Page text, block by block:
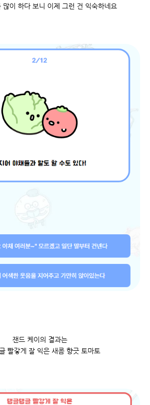
많이 하다 보니 이제 그런 건 익숙하네요
잰드 케이의 결과는
빨갛게 잘 익은 새콤 향긋 토마토